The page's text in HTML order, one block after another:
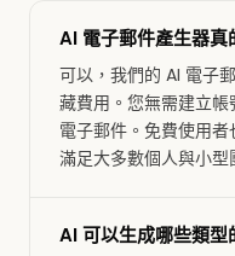
AI 電子郵件產生器真
可以，我們的 AI 電子
藏費用。您無需建立
電子郵件。免費使用
滿足大多數個人與小型
AI 可以生成哪些類型